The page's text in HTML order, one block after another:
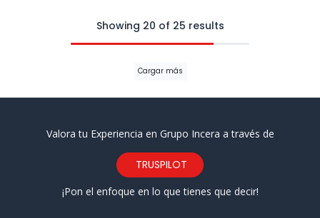
Showing 20 of 25 results
Cargar más
Valora tu Experiencia en Grupo Incera a través de
TRUSPILOT
¡Pon el enfoque en lo que tienes que decir!